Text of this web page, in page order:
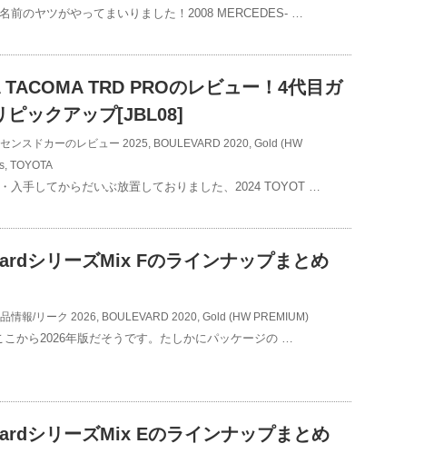
前のヤツがやってまいりました！2008 MERCEDES- …
TRD PROのレビュー！4代目ガ
ピックアップ[JBL08]
ンスドカーのレビュー 2025, BOULEVARD 2020, Gold (HW
, TOYOTA
入手してからだいぶ放置しておりました、2024 TOYOT …
シリーズMix Fのラインナップまとめ
情報/リーク 2026, BOULEVARD 2020, Gold (HW PREMIUM)
こから2026年版だそうです。たしかにパッケージの …
シリーズMix Eのラインナップまとめ